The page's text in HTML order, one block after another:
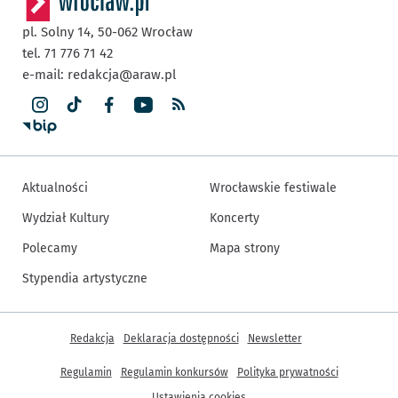
pl. Solny 14, 50-062 Wrocław
tel. 71 776 71 42
e-mail: redakcja@araw.pl
Aktualności
Wydział Kultury
Polecamy
Stypendia artystyczne
Wrocławskie festiwale
Koncerty
Mapa strony
Inne informacje
Redakcja Deklaracja dostępności Newsletter
Regulamin Regulamin konkursów
Polityka prywatności